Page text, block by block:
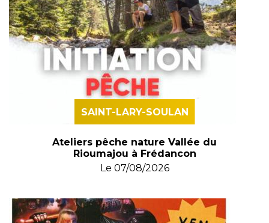
SAINT-LARY-SOULAN
Ateliers pêche nature Vallée du
Rioumajou à Frédancon
Le 07/08/2026